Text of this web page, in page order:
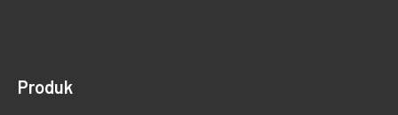
Produk